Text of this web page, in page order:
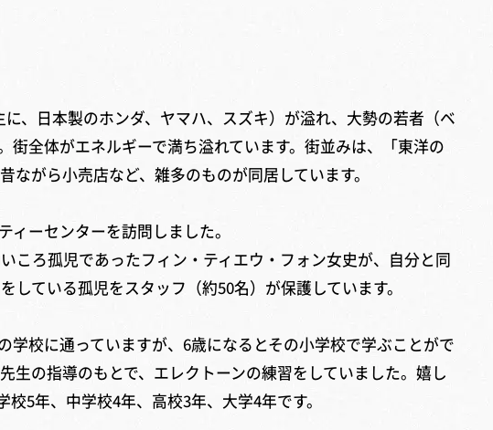
、日本製のホンダ、ヤマハ、スズキ）が溢れ、大勢の若者（ベ
街全体がエネルギーで満ち溢れています。街並みは、「東洋の
がら小売店など、雑多のものが同居しています。
ーセンターを訪問しました。
ころ孤児であったフィン・ティエウ・フォン女史が、自分と同
ている孤児をスタッフ（約50名）が保護しています。
校に通っていますが、6歳になるとその小学校で学ぶことがで
の指導のもとで、エレクトーンの練習をしていました。嬉し
5年、中学校4年、高校3年、大学4年です。